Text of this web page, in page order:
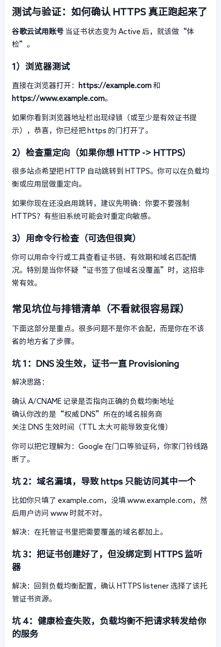
测试与验证：如何确认 HTTPS 真正跑起来了
谷歌云试用账号 当证书状态变为 Active 后，就该做“体
检”。
1）浏览器测试
直接在浏览器打开： https://example.com 和
https://www.example.com。
如果你看到浏览器地址栏出现绿锁（或至少是有效证书提
示），恭喜，你已经把 https 的门打开了。
2）检查重定向（如果你想 HTTP -> HTTPS）
很多站点希望把 HTTP 自动跳转到 HTTPS。你可以在负载均
衡或应用层做重定向。
如果你现在还没启用跳转，建议先明确：你要不要强制
HTTPS？有些旧系统可能会对重定向敏感。
3）用命令行检查（可选但很爽）
你可以用命令行或工具查看证书链、有效期和域名匹配情
况。特别是当你怀疑“证书签了但域名没覆盖”时，这招非
常有效。
常见坑位与排错清单（不看就很容易踩）
下面这部分是重点。很多问题不是你不会配，而是你在不该
省的地方省了步骤。
坑 1：DNS 没生效，证书一直 Provisioning
解决思路：
确认 A/CNAME 记录是否指向正确的负载均衡地址
确认你改的是“权威 DNS”所在的域名服务商
关注 DNS 生效时间（TTL 太大可能导致变化慢）
你可以把它理解为：Google 在门口等验证码，你家门铃线路
断了。
坑 2：域名漏填，导致 https 只能访问其中一个
比如你只填了 example.com，没填 www.example.com，然
后用户访问 www 时就不对。
解决：在托管证书里把需要覆盖的域名都加上。
坑 3：把证书创建好了，但没绑定到 HTTPS 监听
器
解决：回到负载均衡配置，确认 HTTPS listener 选择了该托
管证书资源。
坑 4：健康检查失败，负载均衡不把请求转发给你
的服务